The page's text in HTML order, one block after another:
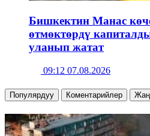
Бишкектин Манас
өтмөктөрдү
уланып жатат
09:12 07.08.2026
Популярдуу Коментарийлер